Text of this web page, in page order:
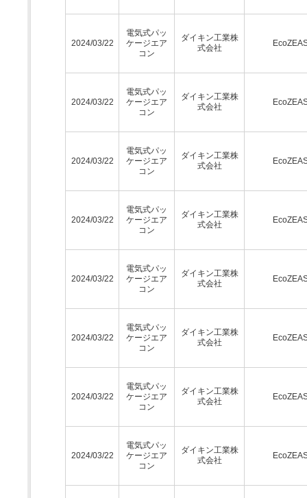
2024/03/22
電気式パッ
ケージエア
コン
ダイキン工業株
式会社
2024/03/22
電気式パッ
ケージエア
コン
ダイキン工業株
式会社
2024/03/22
電気式パッ
ケージエア
コン
ダイキン工業株
式会社
2024/03/22
電気式パッ
ケージエア
コン
ダイキン工業株
式会社
2024/03/22
電気式パッ
ケージエア
コン
ダイキン工業株
式会社
2024/03/22
電気式パッ
ケージエア
コン
ダイキン工業株
式会社
2024/03/22
電気式パッ
ケージエア
コン
ダイキン工業株
式会社
2024/03/22
電気式パッ
ケージエア
コン
ダイキン工業株
式会社